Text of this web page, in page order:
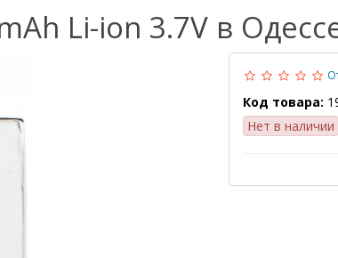
Li-ion 3.7V в
Код товара:
Нет в наличии